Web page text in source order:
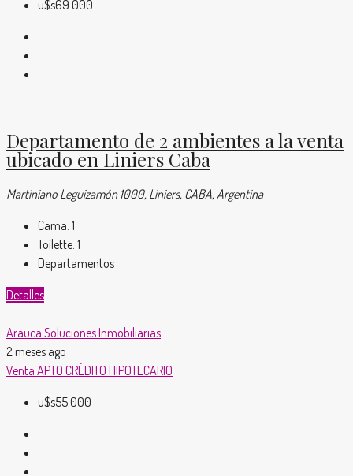
u$s69.000
Departamento de 2 ambientes a la venta
ubicado en Liniers Caba
Martiniano Leguizamón 1000, Liniers, CABA, Argentina
Cama: 1
Toilette: 1
Departamentos
Detalles
Arauca Soluciones Inmobiliarias
2 meses ago
Venta APTO CRÉDITO HIPOTECARIO
u$s55.000